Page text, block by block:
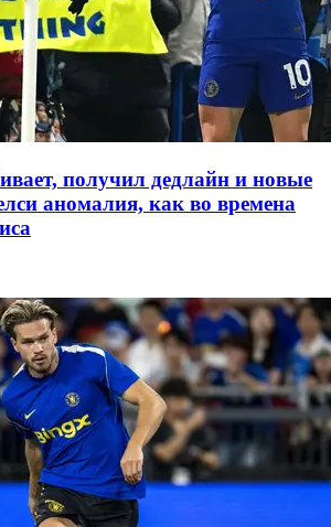
получил дедлайн и новые
аномалия, как во времена